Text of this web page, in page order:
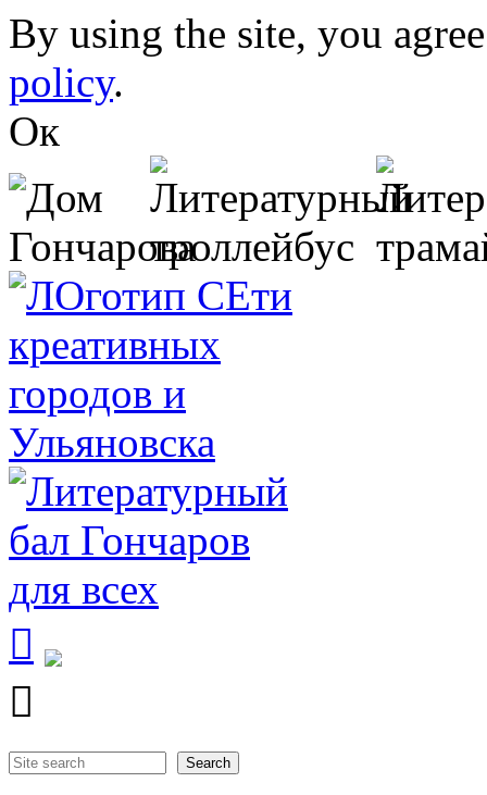
Skip to main content
By using the site, you
policy.
Ок


Search form